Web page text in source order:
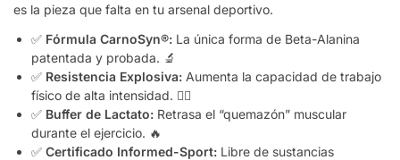
es la pieza que falta en tu arsenal deportivo.
✅ Fórmula CarnoSyn®: La única forma de Beta-Alanina
patentada y probada. 🔬
✅ Resistencia Explosiva: Aumenta la capacidad de trabajo
físico de alta intensidad. 🏃‍♂️
✅ Buffer de Lactato: Retrasa el “quemazón” muscular
durante el ejercicio. 🔥
✅ Certificado Informed-Sport: Libre de sustancias